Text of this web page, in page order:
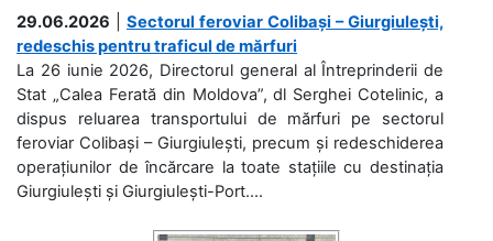
29.06.2026
Sectorul feroviar Colibași – Giurgiulești,
redeschis pentru traficul de mărfuri
La 26 iunie 2026, Directorul general al Întreprinderii de
Stat „Calea Ferată din Moldova”, dl Serghei Cotelinic, a
dispus reluarea transportului de mărfuri pe sectorul
feroviar Colibași – Giurgiulești, precum și redeschiderea
operațiunilor de încărcare la toate stațiile cu destinația
Giurgiulești și Giurgiulești-Port....